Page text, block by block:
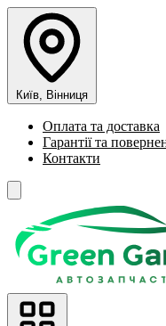
Київ, Вінниця
Оплата та доставка
Гарантії та
Контакти